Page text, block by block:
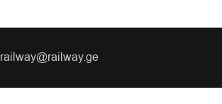
railway@railway.ge